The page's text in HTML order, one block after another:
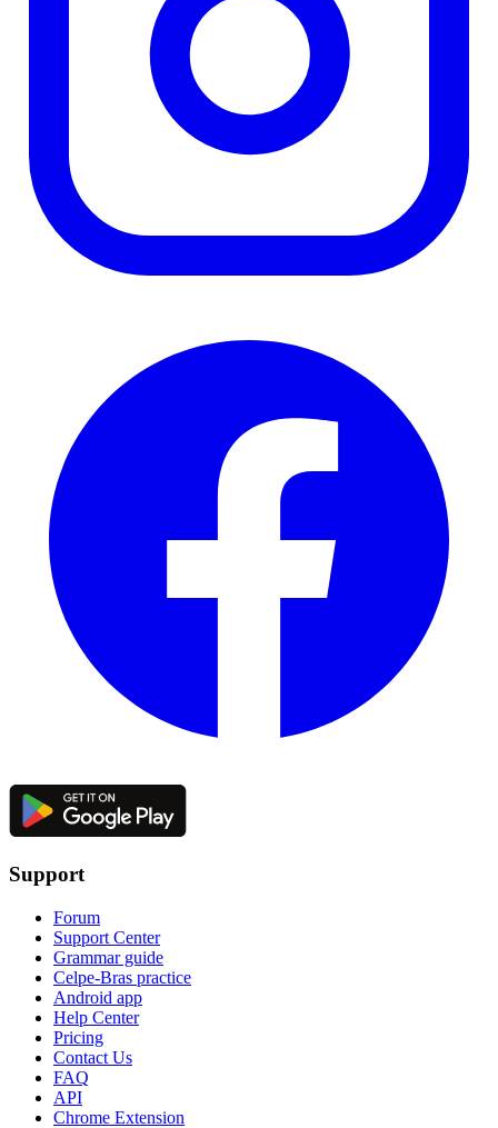
Support
Forum
Support Center
Grammar guide
Celpe-Bras practice
Android app
Help Center
Pricing
Contact Us
FAQ
API
Chrome Extension